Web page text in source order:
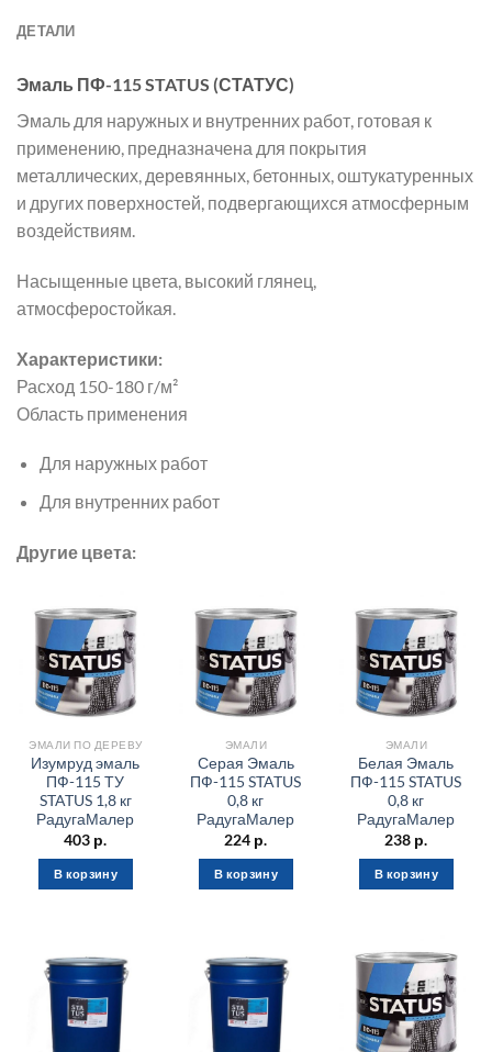
ДЕТАЛИ
Эмаль ПФ-115 STATUS (СТАТУС)
Эмаль для наружных и внутренних работ, готовая к
применению, предназначена для покрытия
металлических, деревянных, бетонных, оштукатуренных
и других поверхностей, подвергающихся атмосферным
воздействиям.
Насыщенные цвета, высокий глянец,
атмосферостойкая.
Характеристики:
Расход 150-180 г/м²
Область применения
Для наружных работ
Для внутренних работ
Другие цвета:
ЭМАЛИ ПО ДЕРЕВУ
Изумруд эмаль
ПФ-115 ТУ
STATUS 1,8 кг
РадугаМалер
403 р.
В корзину
ЭМАЛИ
Серая Эмаль
ПФ-115 STATUS
0,8 кг
РадугаМалер
224 р.
В корзину
ЭМАЛИ
Белая Эмаль
ПФ-115 STATUS
0,8 кг
РадугаМалер
238 р.
В корзину